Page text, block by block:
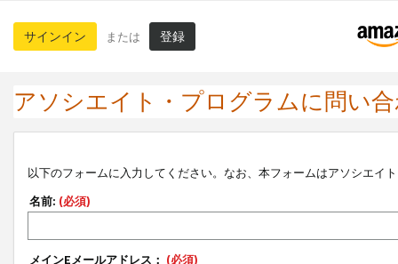
サインイン または 登録
アソシエイト・プログラムに問い
以下のフォームに入力してください。なお、本フォームはアソシエイ
名前: (必須)
メインEメールアドレス： (必須)